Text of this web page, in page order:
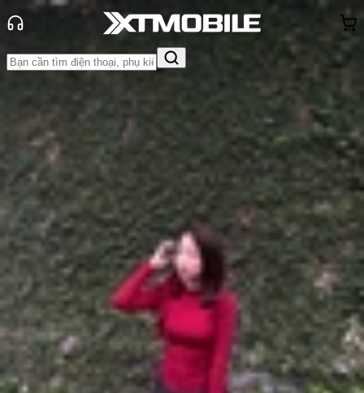
Tin tức
Tin Mới
Tin Mới
Đánh Giá - Trên Tay So Sánh Tư vấn
Khuyến
mãiThủ thuật Hỏi đáp App - Game Thông báo
Khách
hàng - Sự kiện
Ảnh render và thông số kỹ thuật
của Vivo X300 Pro bị rò rỉ
Anh Thư
Ngày đăng:
18/07/2025
Cập nhật: 18/07/2025
Theo dõi XTMobile trên